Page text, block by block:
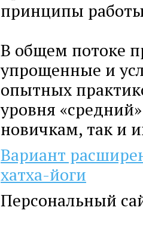
принципы
В общем потоке
упрощенные и
опытных
уровня
новичкам, так и
Вариант
хатха-йоги
Персональный